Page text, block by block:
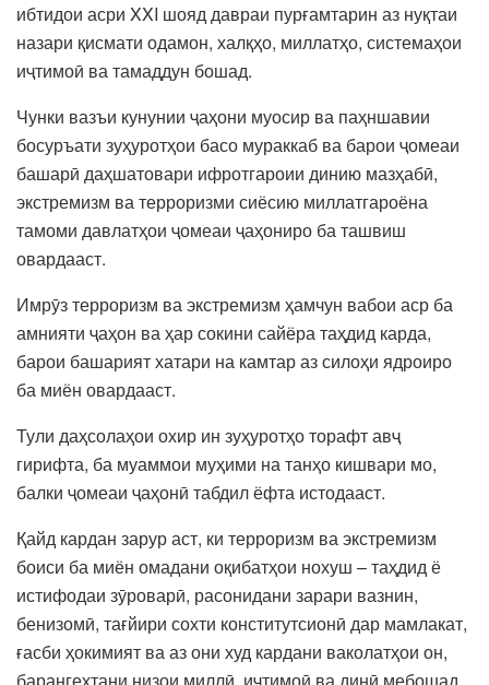
ибтидои асри XXI шояд давраи пурғамтарин аз нуқтаи
назари қисмати одамон, халқҳо, миллатҳо, системаҳои
иҷтимоӣ ва тамаддун бошад.
Чунки вазъи кунунии ҷаҳони муосир ва паҳншавии
босуръати зуҳуротҳои басо мураккаб ва барои ҷомеаи
башарӣ даҳшатовари ифротгароии динию мазҳабӣ,
экстремизм ва терроризми сиёсию миллатгароёна
тамоми давлатҳои ҷомеаи ҷаҳониро ба ташвиш
овардааст.
Имрӯз терроризм ва экстремизм ҳамчун вабои аср ба
амнияти ҷаҳон ва ҳар сокини сайёра таҳдид карда,
барои башарият хатари на камтар аз силоҳи ядроиро
ба миён овардааст.
Тули даҳсолаҳои охир ин зуҳуротҳо торафт авҷ
гирифта, ба муаммои муҳими на танҳо кишвари мо,
балки ҷомеаи ҷаҳонӣ табдил ёфта истодааст.
Қайд кардан зарур аст, ки терроризм ва экстремизм
боиси ба миён омадани оқибатҳои нохуш – таҳдид ё
истифодаи зӯроварӣ, расонидани зарари вазнин,
бенизомӣ, тағйири сохти конститутсионӣ дар мамлакат,
ғасби ҳокимият ва аз они худ кардани ваколатҳои он,